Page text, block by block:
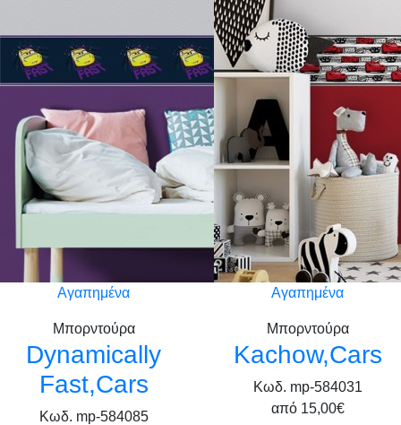
Αγαπημένα
Μπορντούρα
Dynamically
Fast,Cars
Κωδ. mp-584085
Αγαπημένα
Μπορντούρα
Kachow,Cars
Κωδ. mp-584031
από 15,00€